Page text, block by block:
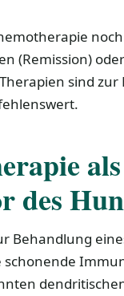
(Remission)
sind
des
Behandlung